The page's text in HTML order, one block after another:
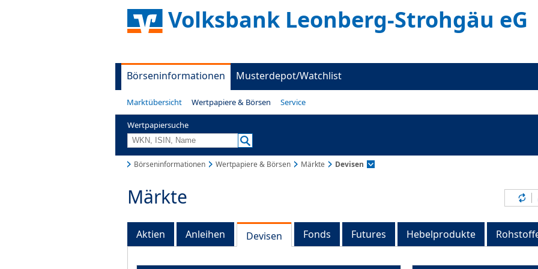
Volksbank Leonberg-Strohgäu eG
Börseninformationen Musterdepot/Watchlist
Marktübersicht Wertpapiere & Börsen Service
Wertpapiersuche
Börseninformationen Wertpapiere & Börsen Märkte Devisen
Märkte
Aktien Anleihen Devisen Fonds Futures Hebelprodukte